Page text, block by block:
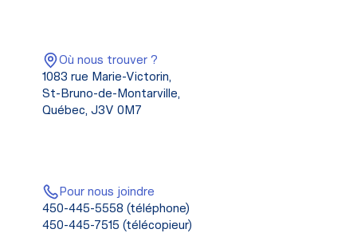
Où nous trouver ?
1083 rue Marie-Victorin,
St-Bruno-de-Montarville,
Québec, J3V 0M7
Pour nous joindre
450-445-5558 (téléphone)
450-445-7515 (télécopieur)